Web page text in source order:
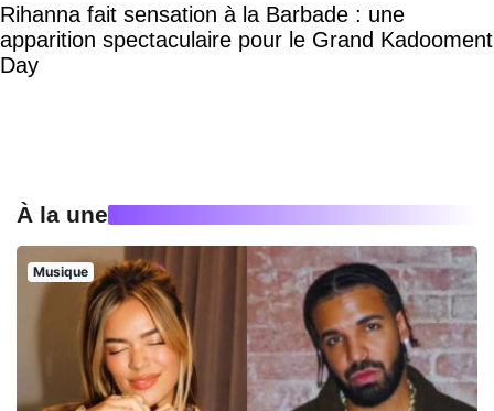
Rihanna fait sensation à la Barbade : une
apparition spectaculaire pour le Grand Kadooment
Day
À la une
Musique